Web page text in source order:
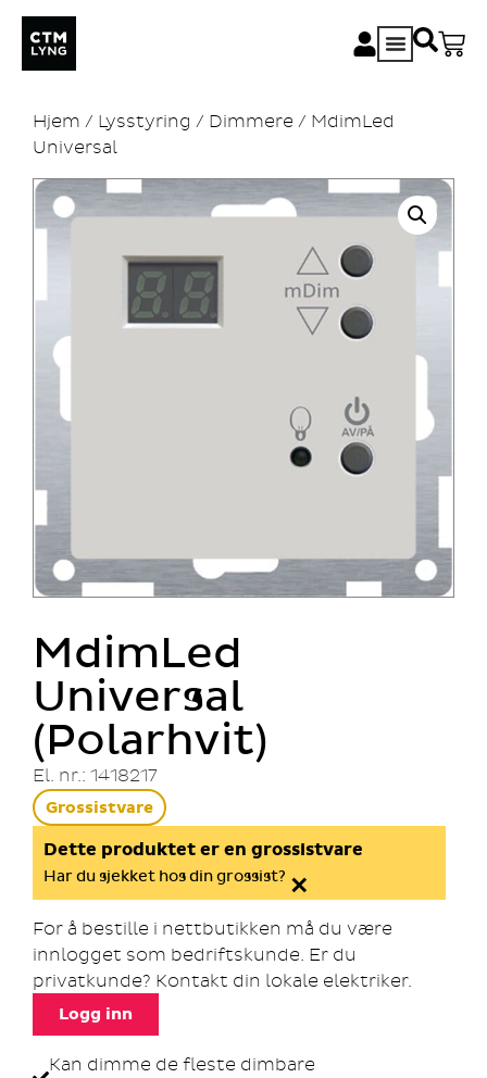
Hjem / Lysstyring / Dimmere / MdimLed
Universal
MdimLed
Universal
(Polarhvit)
El. nr.: 1418217
Grossistvare
Dette produktet er en grossistvare
Har du sjekket hos din grossist? ×
For å bestille i nettbutikken må du være
innlogget som bedriftskunde. Er du
privatkunde? Kontakt din lokale elektriker.
Logg inn
Kan dimme de fleste dimbare